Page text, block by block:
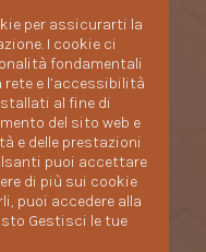
per assicurarti la
I cookie ci
fondamentali
rete e l’accessibilità
al fine di
del sito web e
e delle prestazioni
puoi accettare
di più sui cookie
puoi accedere alla
Gestisci le tue